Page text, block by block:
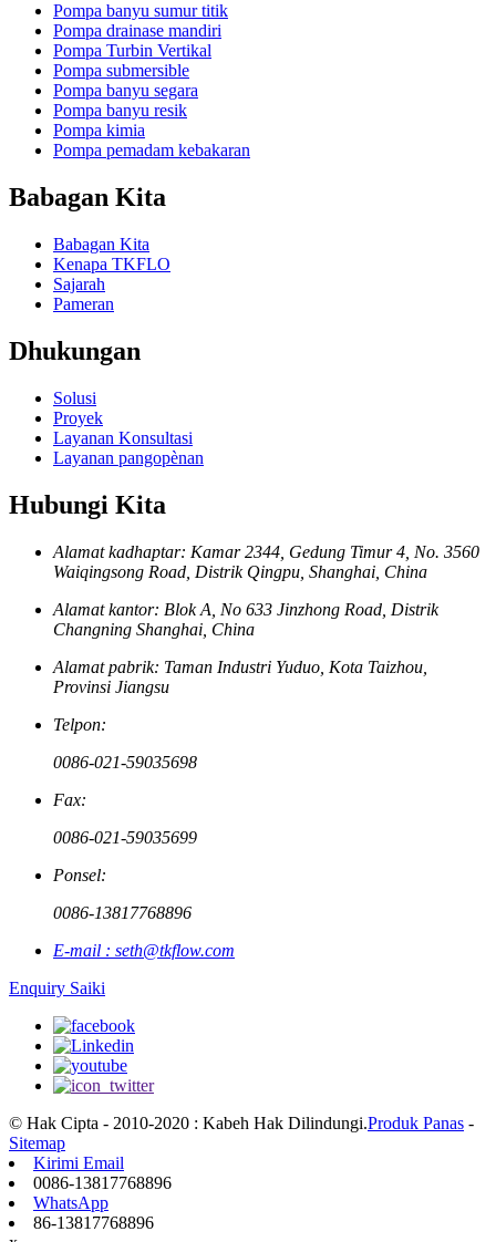
Pompa banyu sumur titik
Pompa drainase mandiri
Pompa Turbin Vertikal
Pompa submersible
Pompa banyu segara
Pompa banyu resik
Pompa kimia
Pompa pemadam kebakaran
Babagan Kita
Babagan Kita
Kenapa TKFLO
Sajarah
Pameran
Dhukungan
Solusi
Proyek
Layanan Konsultasi
Layanan pangopènan
Hubungi Kita
Alamat kadhaptar: Kamar 2344, Gedung Timur 4, No. 3560
Waiqingsong Road, Distrik Qingpu, Shanghai, China
Alamat kantor: Blok A, No 633 Jinzhong Road, Distrik
Changning Shanghai, China
Alamat pabrik: Taman Industri Yuduo, Kota Taizhou,
Provinsi Jiangsu
Telpon:
0086-021-59035698
Fax:
0086-021-59035699
Ponsel:
0086-13817768896
E-mail : seth@tkflow.com
Enquiry Saiki
© Hak Cipta - 2010-2020 : Kabeh Hak Dilindungi.Produk Panas -
Sitemap
Kirimi Email
0086-13817768896
WhatsApp
86-13817768896